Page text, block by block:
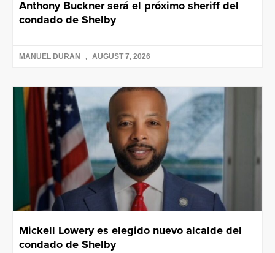
Anthony Buckner será el próximo sheriff del
condado de Shelby
MANUEL DURAN AUGUST 7, 2026
Mickell Lowery es elegido nuevo alcalde del
condado de Shelby